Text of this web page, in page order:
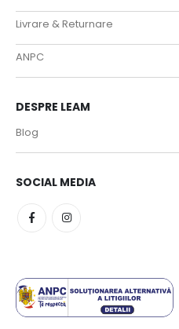
Livrare & Returnare
ANPC
DESPRE LEAM
Blog
SOCIAL MEDIA